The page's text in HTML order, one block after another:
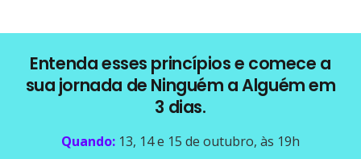
Entenda esses princípios e comece a
sua jornada de Ninguém a Alguém em
3 dias.
Quando: 13, 14 e 15 de outubro, às 19h